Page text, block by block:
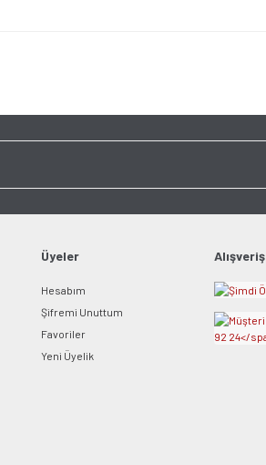
Üyeler
Hesabım
Şifremi Unuttum
Favoriler
Yeni Üyelik
Alışveriş